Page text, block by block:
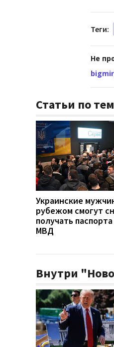
Теги:
Не
Статьи по
Украинские
рубежом смогут
получать паспорта
МВД
Внутри